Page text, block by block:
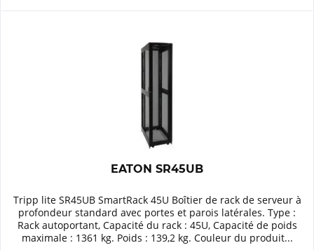
EATON SR45UB
Tripp lite SR45UB SmartRack 45U Boîtier de rack de serveur à
profondeur standard avec portes et parois latérales. Type :
Rack autoportant, Capacité du rack : 45U, Capacité de poids
maximale : 1361 kg. Poids : 139,2 kg. Couleur du produit...